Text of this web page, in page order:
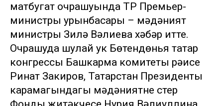
матбугат очрашуында ТР Премьер-
министры урынбасары – мәдәният
министры Зилә Вәлиева хәбәр итте.
Очрашуда шулай ук Бөтендөнья татар
конгрессы Башкарма комитеты рәисе
Ринат Закиров, Татарстан Президенты
карамагындагы мәдәниятне үстерү